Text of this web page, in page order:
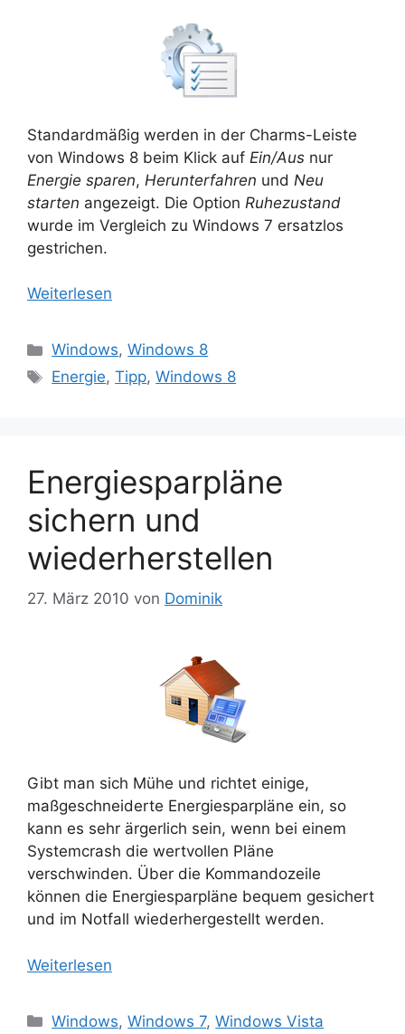
Standardmäßig werden in der Charms-Leiste
von Windows 8 beim Klick auf Ein/Aus nur
Energie sparen, Herunterfahren und Neu
starten angezeigt. Die Option Ruhezustand
wurde im Vergleich zu Windows 7 ersatzlos
gestrichen.
Weiterlesen
Kategorien
Windows,Windows 8
Schlagwörter
Energie,Tipp,Windows 8
Energiesparpläne
sichern und
wiederherstellen
27. März 2010 von Dominik
Gibt man sich Mühe und richtet einige,
maßgeschneiderte Energiesparpläne ein, so
kann es sehr ärgerlich sein, wenn bei einem
Systemcrash die wertvollen Pläne
verschwinden. Über die Kommandozeile
können die Energiesparpläne bequem gesichert
und im Notfall wiederhergestellt werden.
Weiterlesen
Kategorien
Windows,Windows 7,Windows Vista